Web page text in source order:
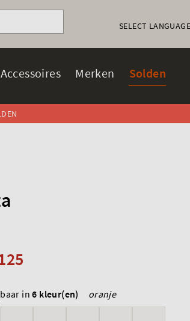
SELECT LANGUAGE
Accessoires Merken Solden
in6 kleur(en) oranje